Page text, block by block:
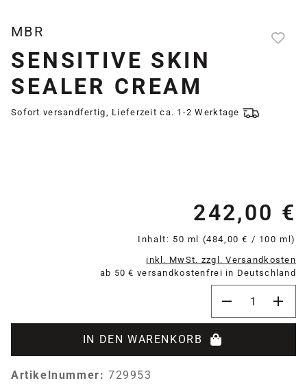
MBR
SENSITIVE SKIN
SEALER CREAM
Sofort versandfertig, Lieferzeit ca. 1-2 Werktage
242,00 €
Inhalt: 50 ml (484,00 € / 100 ml)
inkl. MwSt. zzgl. Versandkosten
ab 50 € versandkostenfrei in Deutschland
IN DEN WARENKORB
Artikelnummer: 729953